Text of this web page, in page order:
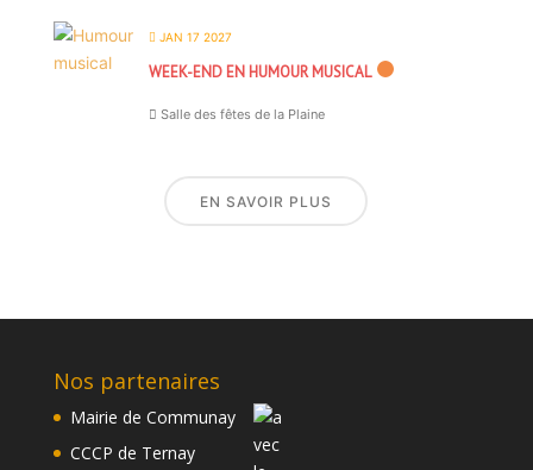
JAN 17 2027
WEEK-END EN HUMOUR MUSICAL
Salle des fêtes de la Plaine
EN SAVOIR PLUS
Nos partenaires
Mairie de Communay
CCCP de Ternay